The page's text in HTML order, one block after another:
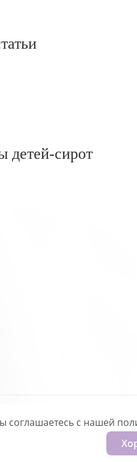
детей-сирот
соглашаетесь с нашей